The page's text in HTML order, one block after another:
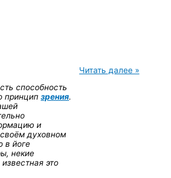
способность
принципзрения.
и
духовном
в йоге
некие
это
Янтра
Читать далее »